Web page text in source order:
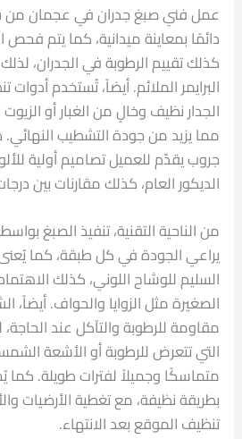
عمل فني صبغ جدران في عجمان من
دائمًا بمعاينة ميدانية، كما يتم فحص
كذلك تقييم الرطوبة في الجدران،
البرايمر الملائم. أيضاً، تُستخدم
الجدار نظيف وخالٍ من الغبار أو
مما يزيد من جودة التشطيب النهائي.
جروب يقدّم للعميل تصاميم أولية
الديكور العام، كذلك مقارنات بين
من الناحية التقنية، تنفيذ الصبغ
يراعي الجودة في كل طبقة، كما
السليم للوشاح اللوني، كذلك
الصغيرة مثل الزوايا والحواف.
مقاومة للرطوبة والتآكل عند
التي تتعرض للرطوبة أو الأشعة
متماسكًا وجميلاً لفترات طويلة.
بطريقة نظيفة، مع تغطية الأرضيات
تنظيف الموقع بعد الانتهاء.